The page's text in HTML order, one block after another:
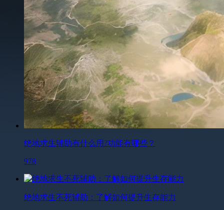
绝地求生辅助有什么用?功能有哪些？
978
绝地求生不死辅助：了解如何提升生存能力